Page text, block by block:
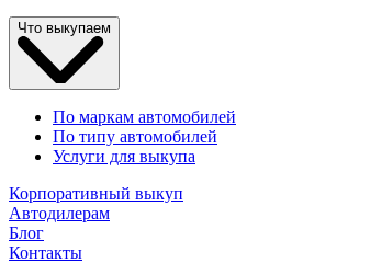
Что выкупаем
По маркам автомобилей
По типу автомобилей
Услуги для выкупа
Корпоративный выкуп
Автодилерам
Блог
Контакты